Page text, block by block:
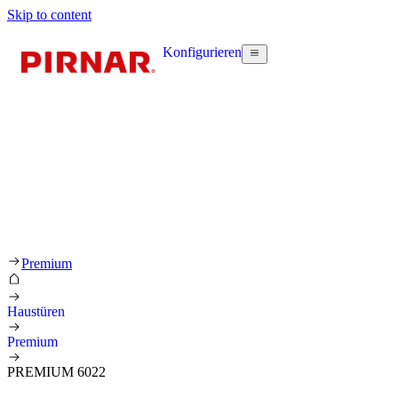
Skip to content
Konfigurieren
Premium
Haustüren
Premium
PREMIUM 6022